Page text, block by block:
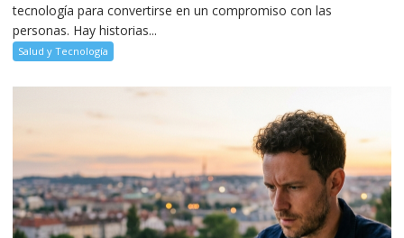
tecnología para convertirse en un compromiso con las
personas. Hay historias...
Salud y Tecnología